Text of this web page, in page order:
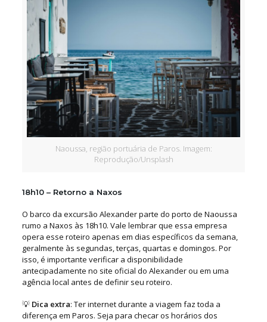
Naoussa, região portuária de Paros. Imagem:
Reprodução/Unsplash
18h10 – Retorno a Naxos
O barco da excursão Alexander parte do porto de Naoussa
rumo a Naxos às 18h10. Vale lembrar que essa empresa
opera esse roteiro apenas em dias específicos da semana,
geralmente às segundas, terças, quartas e domingos. Por
isso, é importante verificar a disponibilidade
antecipadamente no site oficial do Alexander ou em uma
agência local antes de definir seu roteiro.
💡 Dica extra: Ter internet durante a viagem faz toda a
diferença em Paros. Seja para checar os horários dos